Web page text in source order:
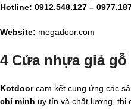
Hotline: 0912.548.127 –
Website: megadoor.com
4 Cửa nhựa giả
Kotdoorcam kết cung ứng các
chí minh uy tín và chất lượng, thi